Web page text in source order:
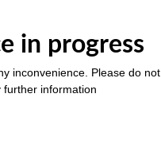
in progress
inconvenience. Please do not
further information